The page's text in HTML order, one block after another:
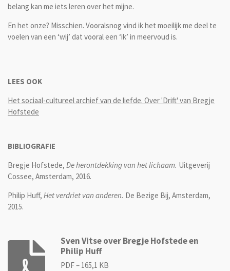
belang kan me iets leren over het mijne.
En het onze? Misschien. Vooralsnog vind ik het moeilijk me deel te
voelen van een ‘wij’ dat vooral een ‘ik’ in meervoud is.
LEES OOK
Het sociaal-cultureel archief van de liefde. Over 'Drift' van Bregje
Hofstede
BIBLIOGRAFIE
Bregje Hofstede, De herontdekking van het lichaam. Uitgeverij
Cossee, Amsterdam, 2016.
Philip Huff, Het verdriet van anderen. De Bezige Bij, Amsterdam,
2015.
Sven Vitse over Bregje Hofstede en
Philip Huff
PDF – 165,1 KB